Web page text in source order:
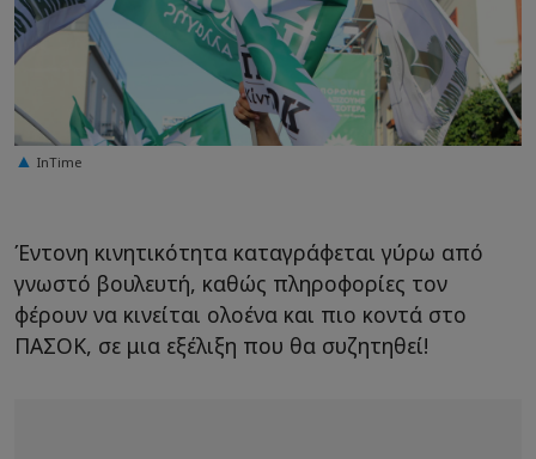
InTime
Έντονη κινητικότητα καταγράφεται γύρω από
γνωστό βουλευτή, καθώς πληροφορίες τον
φέρουν να κινείται ολοένα και πιο κοντά στο
ΠΑΣΟΚ, σε μια εξέλιξη που θα συζητηθεί!